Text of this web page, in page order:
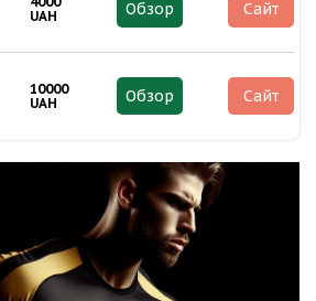
UAH
Обзор Сайт
10000
UAH
Обзор Сайт